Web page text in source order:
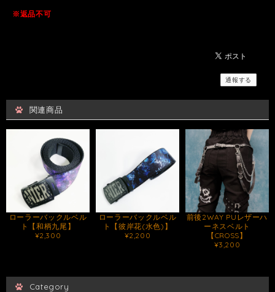
※返品不可
通報する
関連商品
ローラーバックルベル
ト【和柄九尾】
¥2,300
ローラーバックルベル
ト【彼岸花(水色)】
¥2,200
前後2WAY PUレザーハ
ーネスベルト
【CROSS】
¥3,200
Category